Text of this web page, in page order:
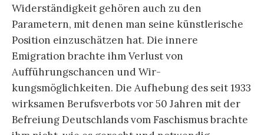
Widerständigkeit gehören auch zu den
Parametern, mit denen man seine künstlerische
Position einzuschätzen hat. Die innere
Emigration brachte ihm Verlust von
Aufführungschancen und Wir­
kungsmöglichkeiten. Die Aufhebung des seit 1933
wirksamen Be­rufsverbots vor 50 Jahren mit der
Befreiung Deutschlands vom Faschismus brachte